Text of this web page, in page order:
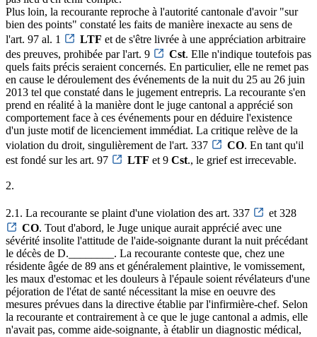
Plus loin, la recourante reproche à l'autorité cantonale d'avoir "sur
bien des points" constaté les faits de manière inexacte au sens de
l'art. 97 al. 1
LTF et de s'être livrée à une appréciation arbitraire
des preuves, prohibée par l'art. 9
Cst. Elle n'indique toutefois pas
quels faits précis seraient concernés. En particulier, elle ne remet pas
en cause le déroulement des événements de la nuit du 25 au 26 juin
2013 tel que constaté dans le jugement entrepris. La recourante s'en
prend en réalité à la manière dont le juge cantonal a apprécié son
comportement face à ces événements pour en déduire l'existence
d'un juste motif de licenciement immédiat. La critique relève de la
violation du droit, singulièrement de l'art. 337
CO. En tant qu'il
est fondé sur les art. 97
LTF et 9 Cst., le grief est irrecevable.
2.
2.1. La recourante se plaint d'une violation des art. 337
et 328
CO. Tout d'abord, le Juge unique aurait apprécié avec une
sévérité insolite l'attitude de l'aide-soignante durant la nuit précédant
le décès de D.________. La recourante conteste que, chez une
résidente âgée de 89 ans et généralement plaintive, le vomissement,
les maux d'estomac et les douleurs à l'épaule soient révélateurs d'une
péjoration de l'état de santé nécessitant la mise en oeuvre des
mesures prévues dans la directive établie par l'infirmière-chef. Selon
la recourante et contrairement à ce que le juge cantonal a admis, elle
n'avait pas, comme aide-soignante, à établir un diagnostic médical,